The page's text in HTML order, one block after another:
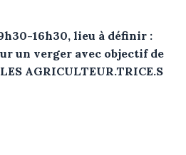
16h30, lieu à définir :
un verger avec objectif de
AGRICULTEUR.TRICE.S